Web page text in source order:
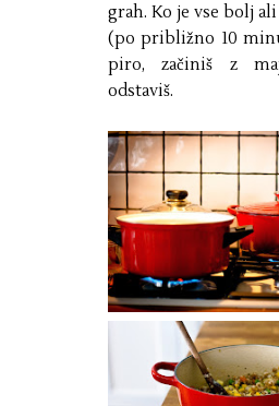
grah. Ko je vse bolj
(po približno 10
piro, začiniš z
odstaviš.